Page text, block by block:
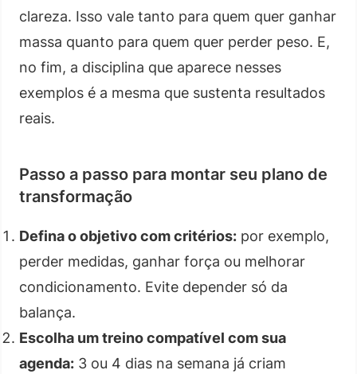
clareza. Isso vale tanto para quem quer ganhar
massa quanto para quem quer perder peso. E,
no fim, a disciplina que aparece nesses
exemplos é a mesma que sustenta resultados
reais.
Passo a passo para montar seu plano de
transformação
Defina o objetivo com critérios: por exemplo,
perder medidas, ganhar força ou melhorar
condicionamento. Evite depender só da
balança.
Escolha um treino compatível com sua
agenda: 3 ou 4 dias na semana já criam